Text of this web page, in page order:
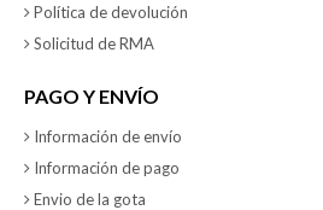
Política de devolución
Solicitud de RMA
PAGO Y ENVÍO
Información de envío
Información de pago
Envio de la gota